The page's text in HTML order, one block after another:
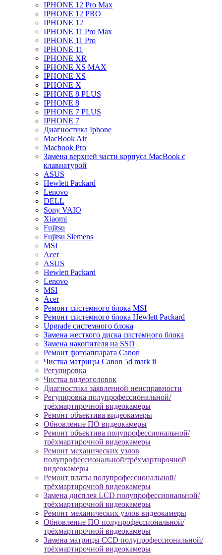
IPHONE 12 Pro Max
IPHONE 12 PRO
IPHONE 12
IPHONE 11 Pro Max
IPHONE 11 Pro
IPHONE 11
IPHONE XR
IPHONE XS MAX
IPHONE XS
IPHONE X
IPHONE 8 PLUS
IPHONE 8
IPHONE 7 PLUS
IPHONE 7
Диагностика Iphone
MacBook Air
Macbook Pro
Замена верхней части корпуса MacBook с
клавиатурой
ASUS
Hewlett Packard
Lenovo
DELL
Sony VAIO
Xiaomi
Fujitsu
Fujitsu Siemens
MSI
Acer
ASUS
Hewlett Packard
Lenovo
MSI
Acer
Ремонт системного блока MSI
Ремонт системного блока Hewlett Packard
Upgrade системного блока
Замена жесткого диска системного блока
Замена накопителя на SSD
Ремонт фотоаппарата Canon
Чистка матрицы Canon 5d mark ii
Регулировка
Чистка видеоголовок
Диагностика заявленной неисправности
Регулировка полупрофессиональной/
трёхмартирочной видеокамеры
Ремонт объектива видеокамеры
Обновление ПО видеокамеры
Ремонт объектива полупрофессиональной/
трёхмартирочной видеокамеры
Ремонт механических узлов
полупрофессиональной/трёхмартирочной
видеокамеры
Ремонт платы полупрофессиональной/
трёхмартирочной видеокамеры
Замена дисплея LCD полупрофессиональной/
трёхмартирочной видеокамеры
Ремонт механических узлов видеокамеры
Обновление ПО полупрофессиональной/
трёхмартирочной видеокамеры
Замена матрицы CCD полупрофессиональной/
трёхмартирочной видеокамеры